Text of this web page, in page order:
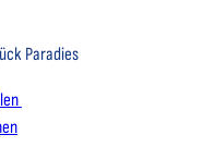
Paradies